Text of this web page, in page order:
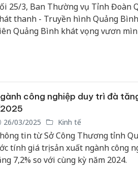
25/3, Ban Thường vụ Tỉnh Đoàn
thanh - Truyền hình Quảng
Quảng Bình khát vọng vươn
công nghiệp duy trì đà
26/03/2025 Kinh tế
tin từ Sở Công Thương tỉnh
tính giá trị sản xuất ngành công
7,2% so với cùng kỳ năm 2024.